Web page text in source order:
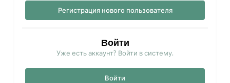
Регистрация нового пользователя
Войти
Уже есть аккаунт? Войти в систему.
Войти